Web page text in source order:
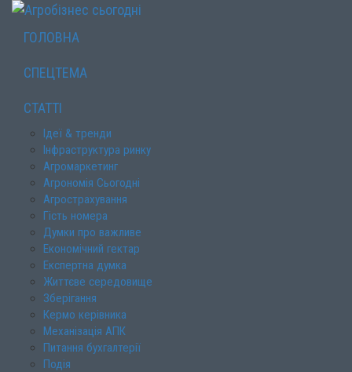
ГОЛОВНА
СПЕЦТЕМА
СТАТТІ
Ідеї & тренди
Інфраструктура ринку
Агромаркетинг
Агрономія Сьогодні
Агрострахування
Гість номера
Думки про важливе
Економічний гектар
Експертна думка
Життєве середовище
Зберігання
Кермо керівника
Механізація АПК
Питання бухгалтерії
Подія